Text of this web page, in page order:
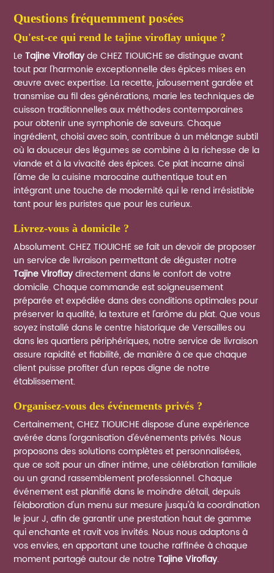
questions fréquemment posées
qu'est-ce qui rend letajine viroflay unique ?
LeTajine Viroflayde CHEZ TIOUICHE se distingue avant
tout par l'harmonie exceptionnelle des épices mises en
œuvre avec expertise. La recette, jalousement gardée et
transmise au fil des générations, marie les techniques de
cuisson traditionnelles aux méthodes contemporaines
pour obtenir une symphonie de saveurs. Chaque
ingrédient, choisi avec soin, contribue à un mélange subtil
où la douceur des légumes se combine à la richesse de la
viande et à la vivacité des épices. Ce plat incarne ainsi
l'âme de la cuisine marocaine authentique tout en
intégrant une touche de modernité qui le rend irrésistible
tant pour les puristes que pour les curieux.
livrez-vous à domicile ?
Absolument. CHEZ TIOUICHE se fait un devoir de proposer
un service de livraison permettant de déguster notre
Tajine Viroflaydirectement dans le confort de votre
domicile. Chaque commande est soigneusement
préparée et expédiée dans des conditions optimales pour
préserver la qualité, la texture et l'arôme du plat. Que vous
soyez installé dans le centre historique de Versailles ou
dans les quartiers périphériques, notre service de livraison
assure rapidité et fiabilité, de manière à ce que chaque
client puisse profiter d'un repas digne de notre
établissement.
organisez-vous des événements privés ?
Certainement, CHEZ TIOUICHE dispose d'une expérience
avérée dans l'organisation d'événements privés. Nous
proposons des solutions complètes et personnalisées,
que ce soit pour un dîner intime, une célébration familiale
ou un grand rassemblement professionnel. Chaque
événement est planifié dans le moindre détail, depuis
l'élaboration d'un menu sur mesure jusqu'à la coordination
le jour J, afin de garantir une prestation haut de gamme
qui enchante et ravit vos invités. Nous nous adaptons à
vos envies, en apportant une touche raffinée à chaque
moment partagé autour de notreTajine Viroflay.